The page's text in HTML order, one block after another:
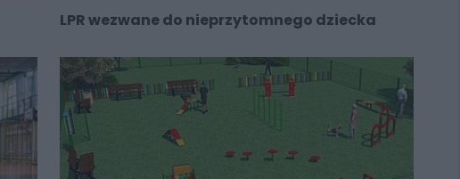
LPR wezwane do nieprzytomnego dziecka